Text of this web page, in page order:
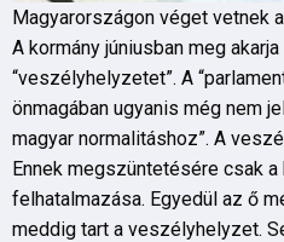
Magyarországon véget vetnek
A kormány júniusban meg
“veszélyhelyzetet”. A
önmagában ugyanis még nem
magyar normalitáshoz”. A
Ennek megszüntetésére csak a
felhatalmazása. Egyedül az ő
meddig tart a veszélyhelyzet.